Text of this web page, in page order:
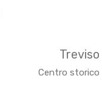
Treviso
Centro storico